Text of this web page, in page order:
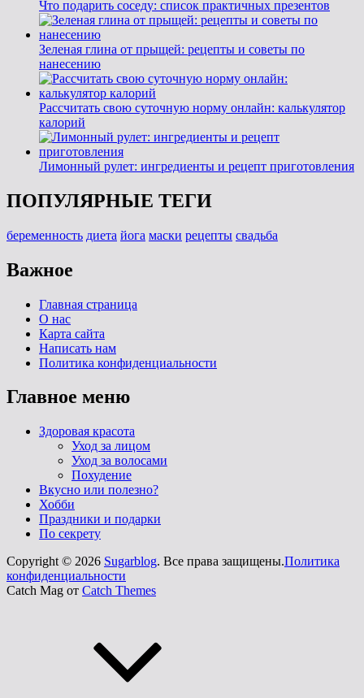
Что подарить соседу: список практичных презентов
Зеленая глина от прыщей: рецепты и советы по
нанесению
Рассчитать свою суточную норму онлайн: калькулятор
калорий
Лимонный рулет: ингредиенты и рецепт приготовления
ПОПУЛЯРНЫЕ ТЕГИ
беременность диета йога маски рецепты свадьба
Важное
Главная страница
О нас
Карта сайта
Написать нам
Политика конфиденциальности
Главное меню
Здоровая красота
Уход за лицом
Уход за волосами
Похудение
Вкусно или полезно?
Хобби
Праздники и подарки
По секрету
Copyright © 2026 Sugarblog. Все права защищены.Политика
конфиденциальности
Catch Mag от Catch Themes